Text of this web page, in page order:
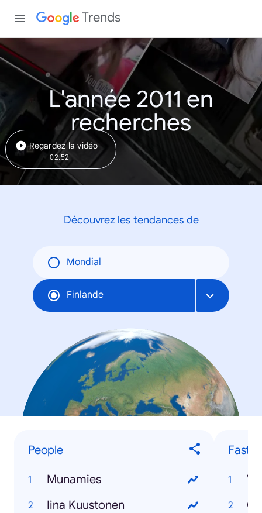
Trends
L'année 2011 en
recherches
Regardez la vidéo
02:52
Découvrez les tendances de
Mondial
Finlande
People
Munamies
Iina Kuustonen